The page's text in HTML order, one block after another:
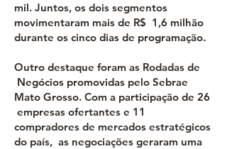
mil. Juntos, os dois segmentos
movimentaram mais de R$ 1,6 milhão
durante os cinco dias de programação.
Outro destaque foram as Rodadas de
Negócios promovidas pelo Sebrae
Mato Grosso. Com a participação de 26
empresas ofertantes e 11
compradores de mercados estratégicos
do país, as negociações geraram uma